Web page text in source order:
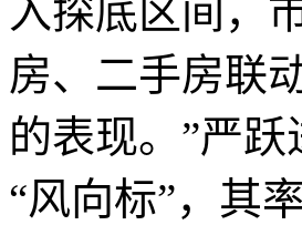
入探底区间，
房、二手房联
的表现。”严
“风向标”，其